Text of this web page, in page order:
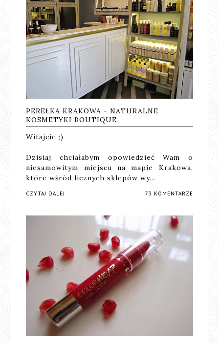
PEREŁKA KRAKOWA - NATURALNE
KOSMETYKI BOUTIQUE
Witajcie ;)
Dzisiaj chciałabym opowiedzieć Wam o
niesamowitym miejscu na mapie Krakowa,
które wśród licznych sklepów wy…
CZYTAJ DALEJ 73 KOMENTARZE